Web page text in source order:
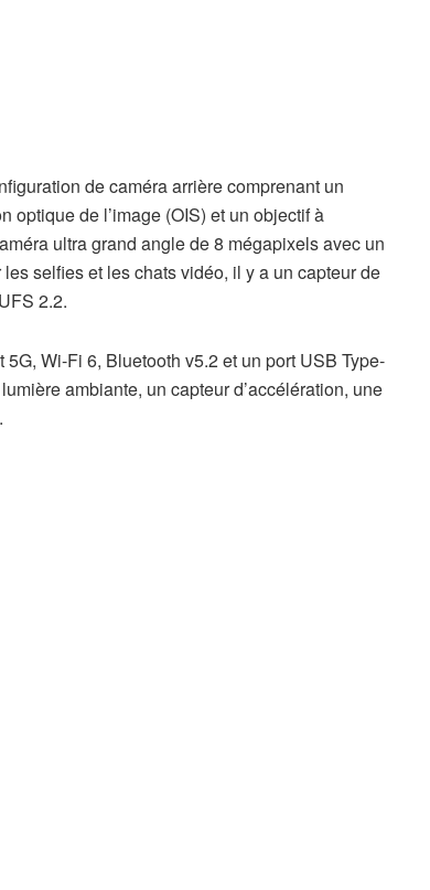
de caméra arrière comprenant un
de l’image (OIS) et un objectif à
ultra grand angle de 8 mégapixels avec un
selfies et les chats vidéo, il y a un capteur de
2.2.
Wi-Fi 6, Bluetooth v5.2 et un port USB Type-
ambiante, un capteur d’accélération, une